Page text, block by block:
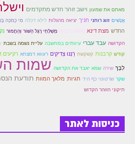
מאתם את שמעון וישב זוהר חדש מתקדמים
אֲנָשִׁים זווג רוחני חניך יציאה מהגלות לילא דכלה מִי כָמֹכָה
החדש מצת דינא מְשַׁלְּחֵי רֶגֶל הַשּׁוֹר וְהַחֲמוֹר
הקדושה עבד עברי עיוותים במחשבה עליית נשמה בשבת
קודש קרבנות קשקשת רַנְּנוּ צַדִּיקִים רעווא דמצחא רקיעים
לִבֶּךָ שירה שמא יאבד את הקדושה שמות
שקר שרטוטי כף היד תגיות: מלאך המוות תודעת
תיקוני הזוהר הקדוש
כניסות לאתר